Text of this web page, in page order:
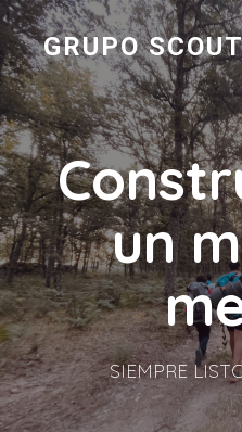
GRUPO
un
SIEMPRE